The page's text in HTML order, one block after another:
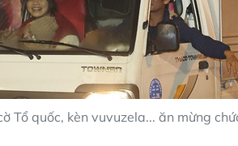
Tổ quốc, kèn vuvuzela... ăn mừng